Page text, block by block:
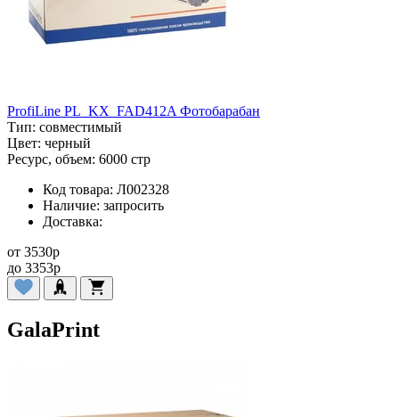
ProfiLine PL_KX_FAD412A Фотобарабан
Тип: совместимый
Цвет: черный
Ресурс, объем: 6000 стр
Код товара: Л002328
Наличие: запросить
Доставка:
от 3530p
до 3353p
GalaPrint